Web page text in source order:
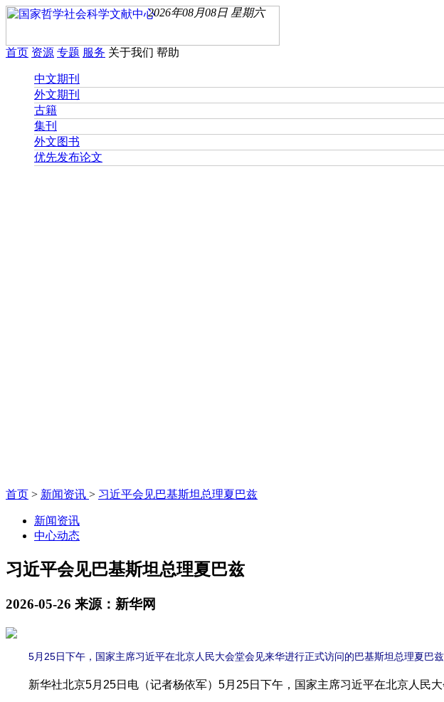
2026年08月08日 星期六
首页 资源 专题 服务 关于我们 帮助
中文期刊
外文期刊
古籍
集刊
外文图书
优先发布论文
首页 > 新闻资讯 > 习近平会见巴基斯坦总理夏巴兹
新闻资讯
中心动态
习近平会见巴基斯坦总理夏巴兹
2026-05-26 来源：新华网
5月25日下午，国家主席习近平在北京人民大会堂会见来华进行正式访问的巴基斯坦总理夏巴
新华社北京5月25日电（记者杨依军）5月25日下午，国家主席习近平在北京人民大